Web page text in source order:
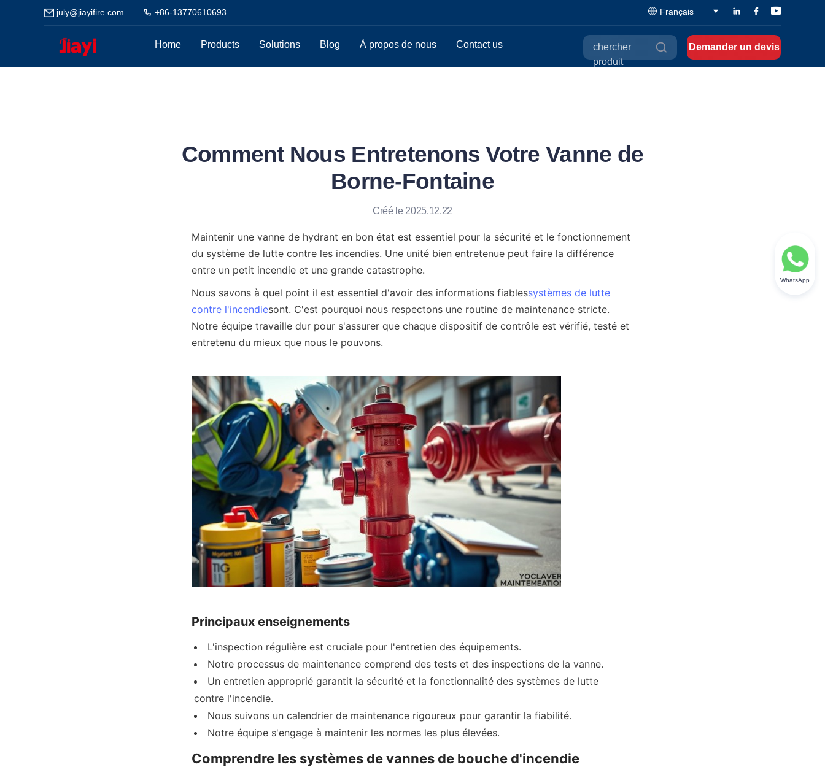
Home Products Solutions Blog À propos de nous Contact us
july@jiayifire.com +86-13770610693 Français
chercher
produit
Demander un devis
Comment Nous Entretenons Votre Vanne de
Borne-Fontaine
Créé le 2025.12.22
Maintenir une vanne de hydrant en bon état est essentiel pour la sécurité et le fonctionnement
du système de lutte contre les incendies. Une unité bien entretenue peut faire la différence
entre un petit incendie et une grande catastrophe.
Nous savons à quel point il est essentiel d'avoir des informations fiablessystèmes de lutte
contre l'incendiesont. C'est pourquoi nous respectons une routine de maintenance stricte.
Notre équipe travaille dur pour s'assurer que chaque dispositif de contrôle est vérifié, testé et
entretenu du mieux que nous le pouvons.
Principaux enseignements
L'inspection régulière est cruciale pour l'entretien des équipements.
Notre processus de maintenance comprend des tests et des inspections de la vanne.
Un entretien approprié garantit la sécurité et la fonctionnalité des systèmes de lutte
contre l'incendie.
Nous suivons un calendrier de maintenance rigoureux pour garantir la fiabilité.
Notre équipe s'engage à maintenir les normes les plus élevées.
Comprendre les systèmes de vannes de bouche d'incendie
WhatsApp